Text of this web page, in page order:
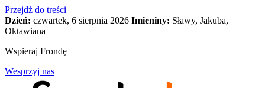
Przejdź do treści
Dzień: czwartek, 6 sierpnia 2026 Imieniny: Sławy, Jakuba,
Oktawiana
Wspieraj Frondę
Wesprzyj nas